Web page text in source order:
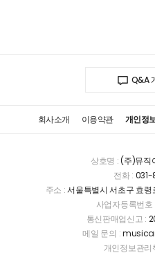
Q&A
회사소개 이용약관 개인정
상호명 :(주)뮤직
전화 :
주소 :서울특별시 서초구 효
사업자등록번호 :
통신판매업신고 :
메일 문의 :
개인정보관리